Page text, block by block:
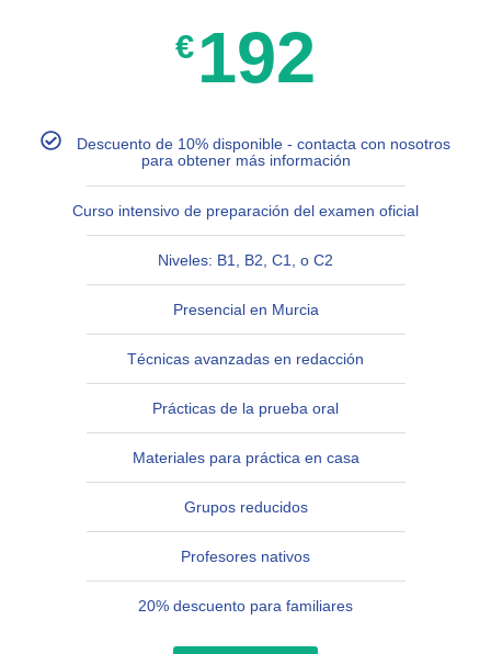
€ 192
Descuento de 10% disponible - contacta con nosotros
para obtener más información
Curso intensivo de preparación del examen oficial
Niveles: B1, B2, C1, o C2
Presencial en Murcia
Técnicas avanzadas en redacción
Prácticas de la prueba oral
Materiales para práctica en casa
Grupos reducidos
Profesores nativos
20% descuento para familiares